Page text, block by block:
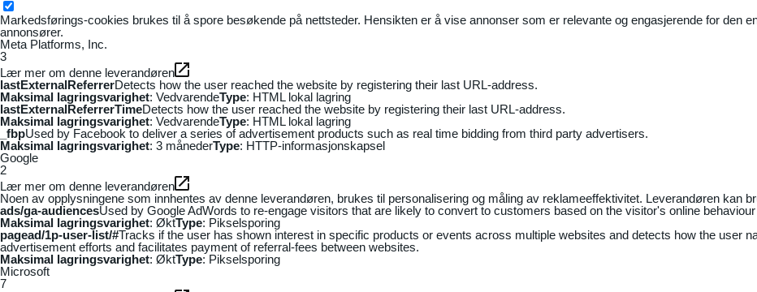
Markedsførings-cookies brukes til å spore besøkende på nettsteder. Hensikten er å vise annonser som er relevante og engasjerende for den
annonsører.
Meta Platforms, Inc.
3
Lær mer om denne leverandøren
lastExternalReferrerDetects how the user reached the website by registering their last URL-address.
Maksimal lagringsvarighet: VedvarendeType: HTML lokal lagring
lastExternalReferrerTimeDetects how the user reached the website by registering their last URL-address.
Maksimal lagringsvarighet: VedvarendeType: HTML lokal lagring
_fbpUsed by Facebook to deliver a series of advertisement products such as real time bidding from third party advertisers.
Maksimal lagringsvarighet: 3 månederType: HTTP-informasjonskapsel
Google
2
Lær mer om denne leverandøren
Noen av opplysningene som innhentes av denne leverandøren, brukes til personalisering og måling av reklameeffektivitet. Leverandøren kan
ads/ga-audiencesUsed by Google AdWords to re-engage visitors that are likely to convert to customers based on the visitor's online
Maksimal lagringsvarighet: ØktType: Pikselsporing
pagead/1p-user-list/#Tracks if the user has shown interest in specific products or events across multiple websites and detects how the user
advertisement efforts and facilitates payment of referral-fees between websites.
Maksimal lagringsvarighet: ØktType: Pikselsporing
Microsoft
7